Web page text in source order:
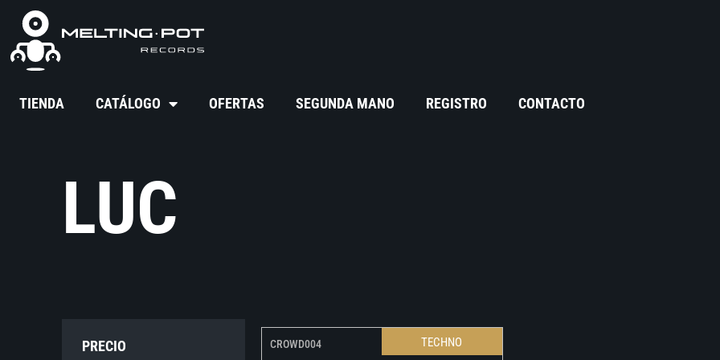
TIENDA CATÁLOGO OFERTAS SEGUNDA MANO REGISTRO CONTACTO
LUC
PRECIO CROWD004 TECHNO